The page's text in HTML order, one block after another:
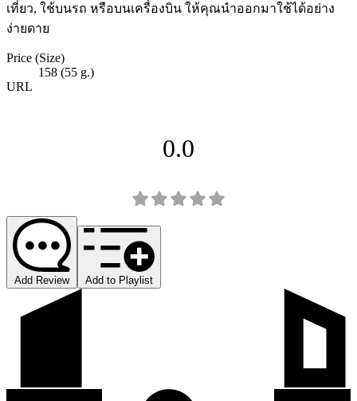
เที่ยว, ใช้บนรถ หรือบนเครื่องบิน ให้คุณนำออกมาใช้ได้อย่าง
ง่ายดาย
Price (Size)
158 (55 g.)
URL
0.0
Add Review Add to Playlist